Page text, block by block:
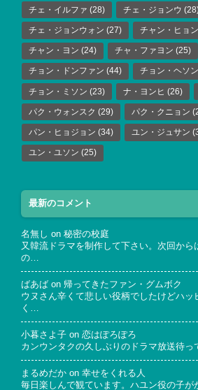
チェ・イルファ (28) チェ・ジョンウ
チェ・ジョンウォン (27) チャン・ヒョ
チャン・ヨン (24) チャ・ファヨン (25)
チョン・ドンファン (44) チョン・ヘソン
チョン・ミソン (23) ナ・ヨンヒ (26)
パク・ウォンスク (29) パク・クニョン
パン・ヒョジョン (34) ユン・ジュサン
ユン・ユソン (25)
最新のコメント
名無し on 秘密の校庭
又韓流ドラマを制作して下さい。次回から
の…
ばあば on 帰ってきたファン・グムボク
ウヌさん辛くて悲しい役柄でしたけどハッ
く…
小暮さよ子 on 恋はぽろぽろ
カンウンタクの久しぶりのドラマ放送待っ
まるめだか on 幸せをくれる人
毎日楽しんで観ています。ハユン役の子が